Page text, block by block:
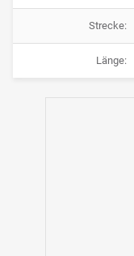
Strecke:
Länge: